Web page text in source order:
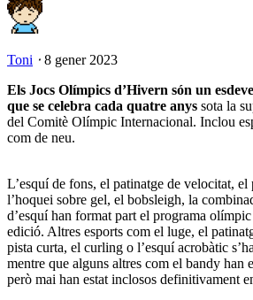
Toni ⋅ 8 gener 2023
Els Jocs Olímpics d’Hivern són un
que se celebra cada quatre anys sota la
del Comitè Olímpic Internacional. Inclou
com de neu.
L’esquí de fons, el patinatge de velocitat, el
l’hoquei sobre gel, el bobsleigh, la
d’esquí han format part el programa
edició. Altres esports com el luge, el
pista curta, el curling o l’esquí acrobàtic
mentre que alguns altres com el bandy han
però mai han estat inclosos definitivament